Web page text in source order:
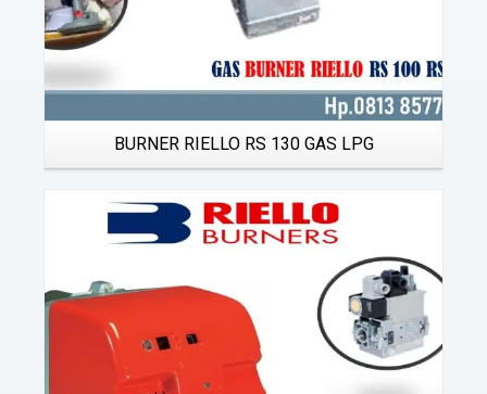
BURNER RIELLO RS 130 GAS LPG
Details